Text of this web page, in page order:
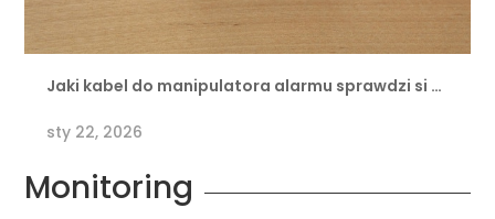
Jaki kabel do manipulatora alarmu sprawdzi si …
sty 22, 2026
Monitoring